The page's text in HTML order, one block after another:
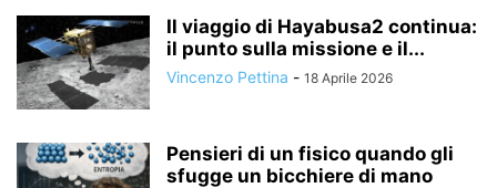
Il viaggio di Hayabusa2 continua:
il punto sulla missione e il...
Vincenzo Pettina - 18 Aprile 2026
Pensieri di un fisico quando gli
sfugge un bicchiere di mano